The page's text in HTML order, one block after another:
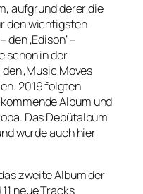
aufgrund derer die
den wichtigsten
‚Edison‘ –
schon in der
den ‚Music Moves
2019 folgten
Album und
Das Debütalbum
wurde auch hier
zweite Album der
neue Tracks